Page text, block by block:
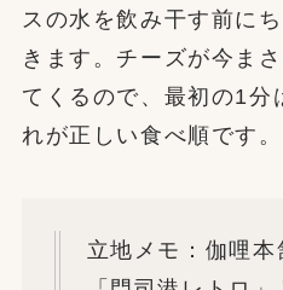
スの水を飲み干す前に
きます。チーズが今ま
てくるので、最初の1分
れが正しい食べ順です。
立地メモ：伽哩